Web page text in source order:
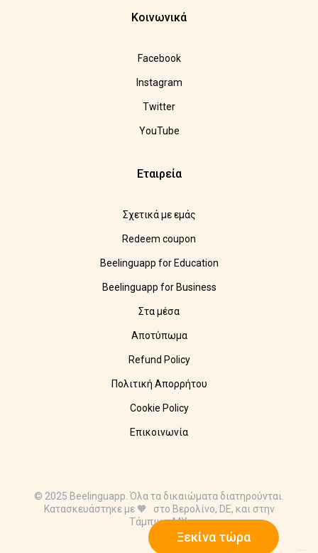
Ξεκίνα τώρα
Κοινωνικά
Facebook
Instagram
Twitter
YouTube
Εταιρεία
Σχετικά με εμάς
Redeem coupon
Beelinguapp for Education
Beelinguapp for Business
Στα μέσα
Αποτύπωμα
Refund Policy
Πολιτική Απορρήτου
Cookie Policy
Επικοινωνία
© 2025 Beelinguapp. Όλα τα δικαιώματα διατηρούνται.
Κατασκευάστηκε με 🧡 στο Βερολίνο, DE, και στην
Τάμπικο, MX.